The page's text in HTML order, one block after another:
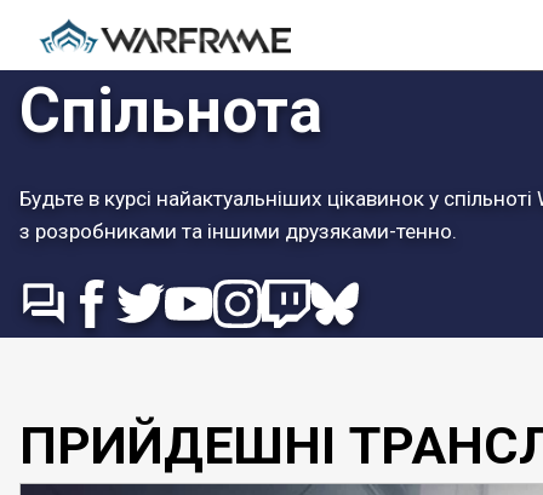
Спільнота
Будьте в курсі найактуальніших цікавинок у
з розробниками та іншими друзяками-тенно.
ПРИЙДЕШНІ